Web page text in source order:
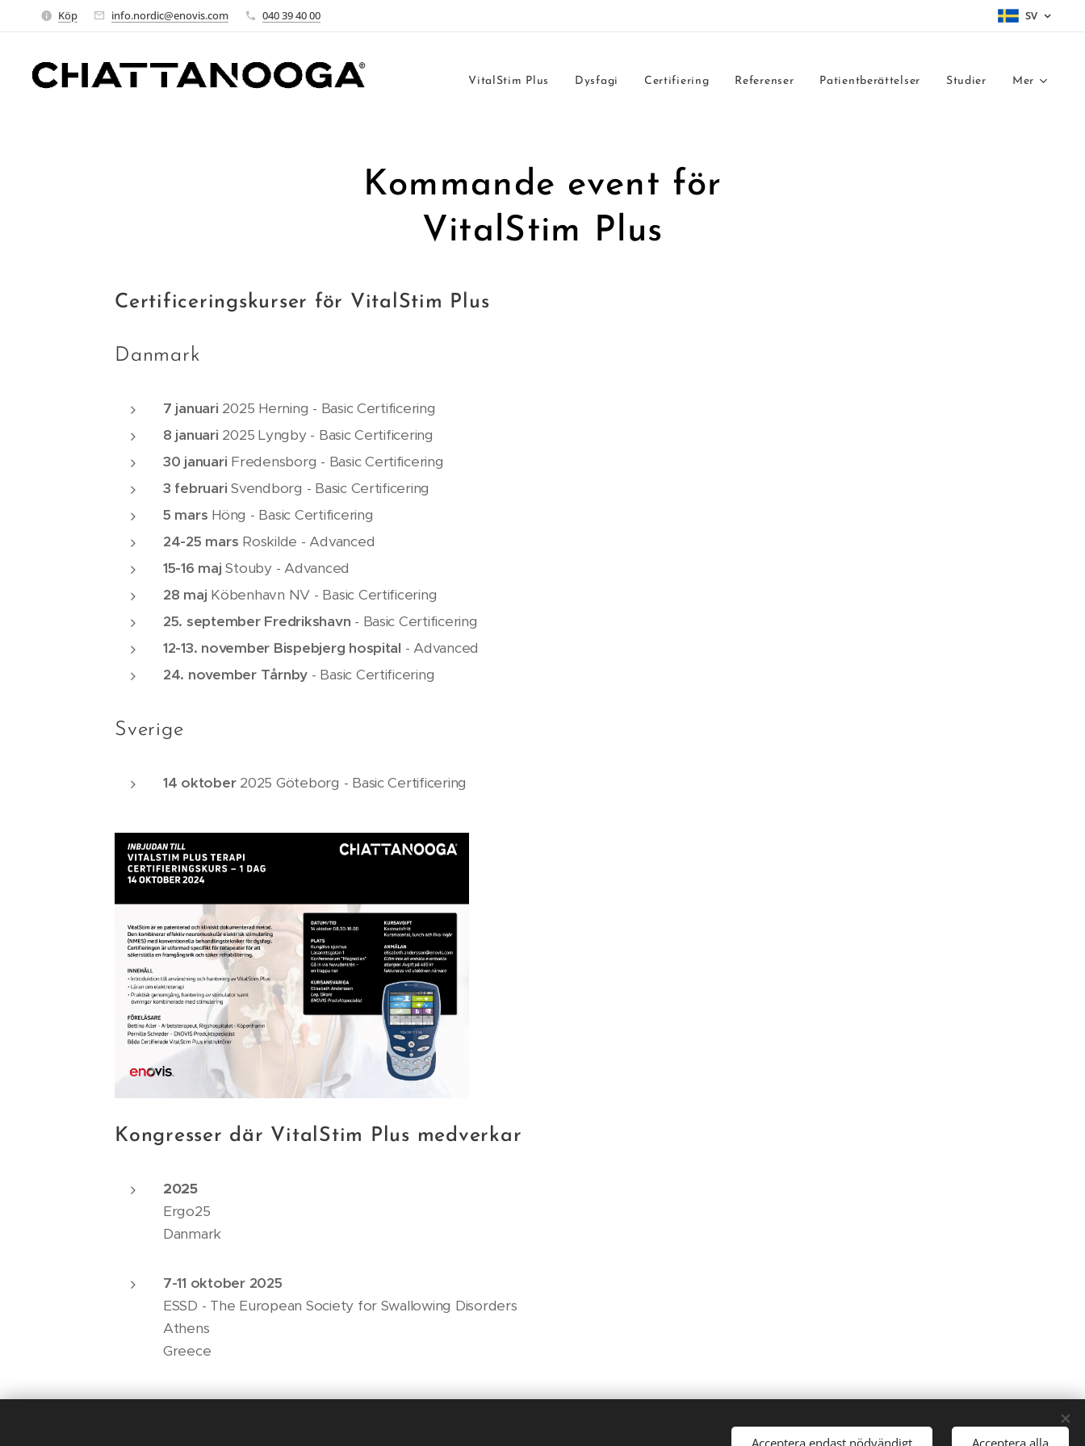
Köp info.nordic@enovis.com 040 39 40 00 SV
VitalStim Plus Dysfagi Certifiering Referenser Patientberättelser Studier Mer
Kommande event för
VitalStim Plus
Certificeringskurser för VitalStim Plus
Danmark
7 januari 2025 Herning - Basic Certificering
8 januari 2025 Lyngby - Basic Certificering
30 januari Fredensborg - Basic Certificering
3 februariSvendborg - Basic Certificering
5 mars Höng - Basic Certificering
24-25 mars Roskilde - Advanced
15-16 majStouby - Advanced
28 maj Köbenhavn NV - Basic Certificering
25. september Fredrikshavn - Basic Certificering
12-13. november Bispebjerg hospital - Advanced
24. november Tårnby - Basic Certificering
Sverige
14 oktober2025 Göteborg - Basic Certificering
Kongresser där VitalStim Plus medverkar
2025
Ergo25
Danmark
7-11 oktober 2025
ESSD - The European Society for Swallowing Disorders
Athens
Greece
Acceptera endast nödvändigt Acceptera alla